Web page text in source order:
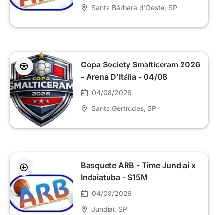
Santa Bárbara d'Oeste , SP
Copa Society Smalticeram 2026
- Arena D’Itália - 04/08
04/08/2026
Santa Gertrudes , SP
Basquete ARB - Time Jundiaí x
Indaiatuba - S15M
04/08/2026
Jundiaí, SP